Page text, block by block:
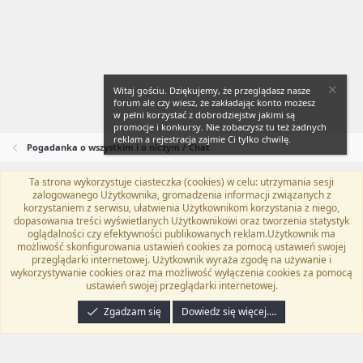
Pogadanka o wszystkim i o niczym / Chat
Flat Awesome + (Parent DO NOT EDIT)
Polski (PL)
Kontakt
Regulamin Polityka prywatności Pomoc
TwitterKontakt
RSS
Community platform by XenForo® © 2010-2024 XenForo Ltd.
programyzadarmo.net.pl . | Xenforo Add-ons
Email Check by MPM.PM
Witaj gościu. Dziękujemy, że przeglądasz nasze
forum ale czy wiesz, że zakładając konto możesz
w pełni korzystać z dobrodziejstw jakimi są
promocje i konkursy. Nie zobaczysz tu też żadnych
reklam a rejestracja zajmie Ci tylko chwilę.
Ta strona wykorzystuje ciasteczka (cookies) w celu: utrzymania sesji
zalogowanego Użytkownika, gromadzenia informacji związanych z
korzystaniem z serwisu, ułatwienia Użytkownikom korzystania z niego,
dopasowania treści wyświetlanych Użytkownikowi oraz tworzenia statystyk
oglądalności czy efektywności publikowanych reklam.Użytkownik ma
możliwość skonfigurowania ustawień cookies za pomocą ustawień swojej
przeglądarki internetowej. Użytkownik wyraża zgodę na używanie i
wykorzystywanie cookies oraz ma możliwość wyłączenia cookies za pomocą
ustawień swojej przeglądarki internetowej.
Zgadzam się
Dowiedz się więcej.…